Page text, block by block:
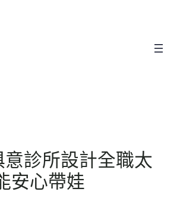
診所設計全職太
安心帶娃